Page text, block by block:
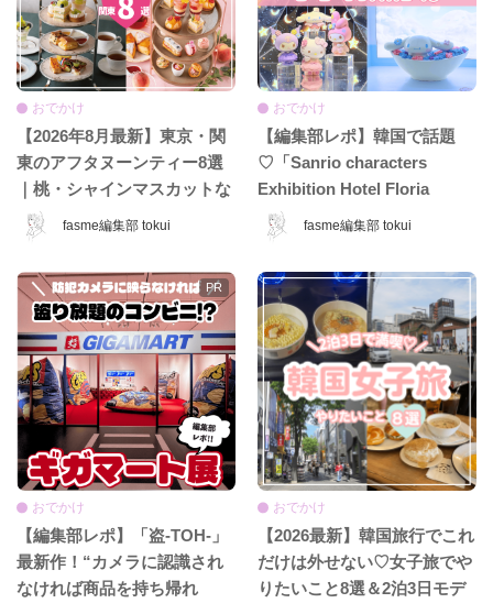
fasme編集部 tokui
おでかけ
【2026年8月最新】東京・関
東のアフタヌーンティー8選
｜桃・シャインマスカットな
ど夏限定ホテル＆カフェ特
集！
fasme編集部 tokui
おでかけ
【編集部レポ】韓国で話題
♡「Sanrio characters
Exhibition Hotel Floria
Tokyo」が日本上陸♡ 夢みた
いなホテル空間＆限定グッズ
をレポ！
おでかけ
【編集部レポ】「盗-TOH-」
最新作！“カメラに認識され
なければ商品を持ち帰れ
おでかけ
【2026最新】韓国旅行でこれ
だけは外せない♡女子旅でや
りたいこと8選＆2泊3日モデ